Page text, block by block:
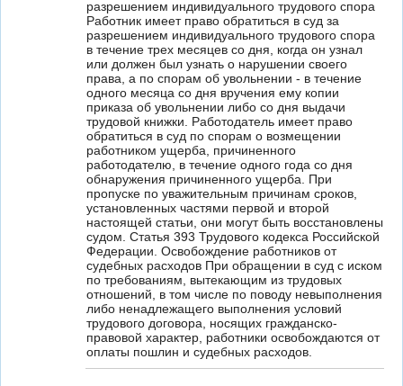
разрешением индивидуального трудового спора
Работник имеет право обратиться в суд за
разрешением индивидуального трудового спора
в течение трех месяцев со дня, когда он узнал
или должен был узнать о нарушении своего
права, а по спорам об увольнении - в течение
одного месяца со дня вручения ему копии
приказа об увольнении либо со дня выдачи
трудовой книжки. Работодатель имеет право
обратиться в суд по спорам о возмещении
работником ущерба, причиненного
работодателю, в течение одного года со дня
обнаружения причиненного ущерба. При
пропуске по уважительным причинам сроков,
установленных частями первой и второй
настоящей статьи, они могут быть восстановлены
судом. Статья 393 Трудового кодекса Российской
Федерации. Освобождение работников от
судебных расходов При обращении в суд с иском
по требованиям, вытекающим из трудовых
отношений, в том числе по поводу невыполнения
либо ненадлежащего выполнения условий
трудового договора, носящих гражданско-
правовой характер, работники освобождаются от
оплаты пошлин и судебных расходов.